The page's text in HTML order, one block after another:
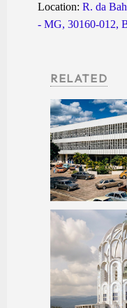
Location: R. da
- MG, 30160-012,
RELATED